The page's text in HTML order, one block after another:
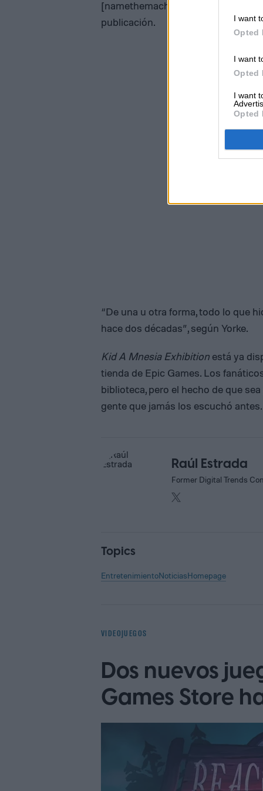
I want
Opted
I want
Opted
I want
Opted
[namethemachina], mientras que
publicación.
“De una u otra forma, todo lo que
hace dos décadas”, según Yorke.
Kid A Mnesia Exhibition está ya
tienda de Epic Games. Los
biblioteca, pero el hecho de que
gente que jamás los escuchó antes.
Raúl Estrada
Former Digital Trends
Topics
EntretenimientoNoticiasHomepage
VIDEOJUEGOS
Dos nuevos
Games Store